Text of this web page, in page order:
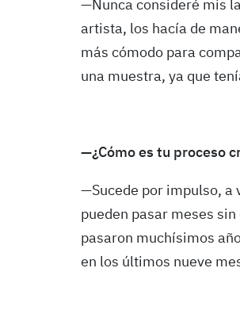
—Nunca consideré mis
artista, los hacía de
más cómodo para
una muestra, ya que
—¿Cómo es tu proceso
—Sucede por impulso, a
pueden pasar meses
pasaron muchísimos
en los últimos nueve